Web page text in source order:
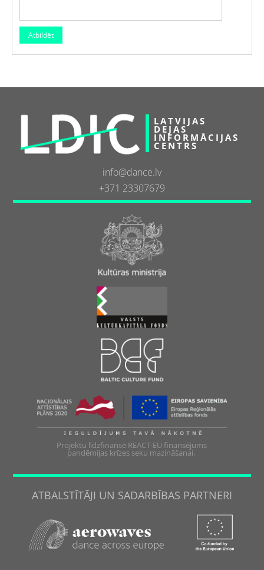
LATVIJAS
DEJAS
INFORMĀCIJAS
CENTRS
info@dance.lv
+371 23307679
Projektu līdzfinansē REACT-EU finansējums
pandēmijas krīzes seku mazināšanai.
ATBALSTĪTĀJI UN SADARBĪBAS PARTNERI